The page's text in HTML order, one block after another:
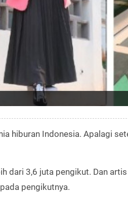
hiburan Indonesia. Apalagi
dari 3,6 juta pengikut. Dan
pengikutnya.